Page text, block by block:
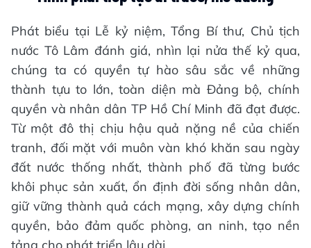
Phát biểu tại Lễ kỷ niệm, Tổng Bí thư, Chủ tịch
nước Tô Lâm đánh giá, nhìn lại nửa thế kỷ qua,
chúng ta có quyền tự hào sâu sắc về những
thành tựu to lớn, toàn diện mà Đảng bộ, chính
quyền và nhân dân TP Hồ Chí Minh đã đạt được.
Từ một đô thị chịu hậu quả nặng nề của chiến
tranh, đối mặt với muôn vàn khó khăn sau ngày
đất nước thống nhất, thành phố đã từng bước
khôi phục sản xuất, ổn định đời sống nhân dân,
giữ vững thành quả cách mạng, xây dựng chính
quyền, bảo đảm quốc phòng, an ninh, tạo nền
tảng cho phát triển lâu dài.